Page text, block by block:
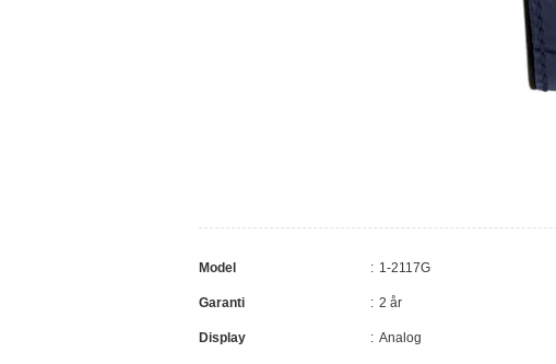
Model 1-2117G
Garanti 2 år
Display Analog